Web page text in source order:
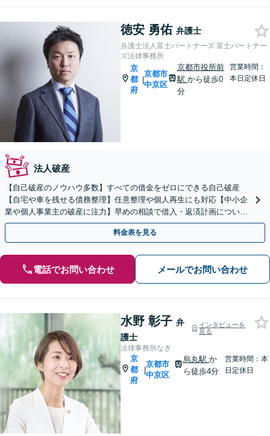
徳安 勇佑 弁護士
弁護士法人富士パートナーズ 富士パートナー
ズ法律事務所
京
都
府
|
京都市
中京区
京都市役所前
駅 から徒歩0
分
営業時間：
本日定休日
法人破産
【自己破産のノウハウ多数】すべての借金をゼロにできる自己破産
【自宅や車を残せる債務整理】任意整理や個人再生にも対応【中小企
業や個人事業主の破産に注力】早めの相談で借入・返済計画について
もアドバイス。新たな借入をする前に弁護士にご相談ください
料金表を見る
電話でお問い合わせ メールでお問い合わせ
水野 彰子 弁
護士
インタビューを
見る
法律事務所なぎ
京
都
府
|
京都市
中京区
烏丸駅 か
ら徒歩4分
営業時間：本
日定休日